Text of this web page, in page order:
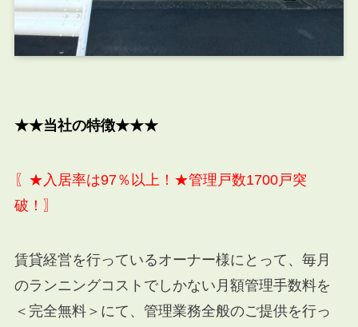
★★当社の特徴★★★
〖★入居率は97％以上！★管理戸数1700戸突
破！〗
賃貸経営を行っているオーナー様にとって、毎月
のランニングコストでしかない月額管理手数料を
＜完全無料＞にて、管理業務全般のご提供を行っ